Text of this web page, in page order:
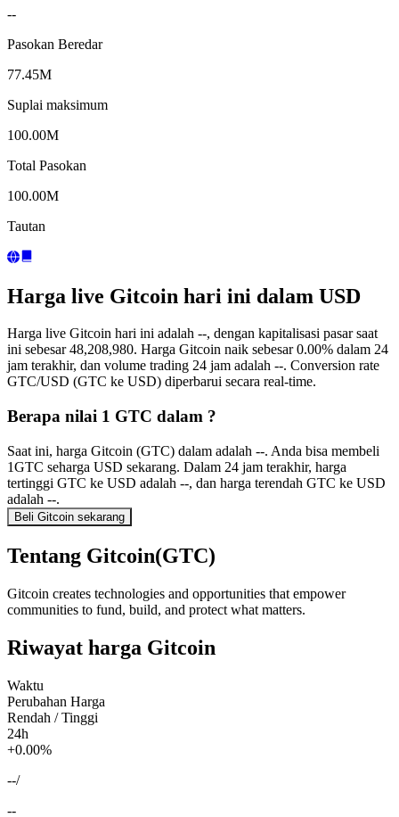
--
Pasokan Beredar
77.45M
Suplai maksimum
100.00M
Total Pasokan
100.00M
Tautan
Harga live Gitcoin hari ini dalam USD
Harga live Gitcoin hari ini adalah --, dengan kapitalisasi pasar saat
ini sebesar 48,208,980. Harga Gitcoin naik sebesar 0.00% dalam 24
jam terakhir, dan volume trading 24 jam adalah --. Conversion rate
GTC/USD (GTC ke USD) diperbarui secara real-time.
Berapa nilai 1 GTC dalam ?
Saat ini, harga Gitcoin (GTC) dalam adalah --. Anda bisa membeli
1GTC seharga USD sekarang. Dalam 24 jam terakhir, harga
tertinggi GTC ke USD adalah --, dan harga terendah GTC ke USD
adalah --.
Beli Gitcoin sekarang
Tentang Gitcoin(GTC)
Gitcoin creates technologies and opportunities that empower
communities to fund, build, and protect what matters.
Riwayat harga Gitcoin
Waktu
Perubahan Harga
Rendah / Tinggi
24h
+0.00%
--/
--